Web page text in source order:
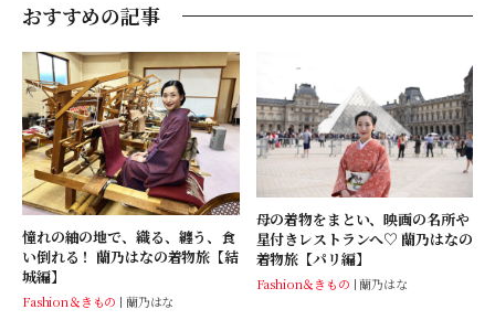
おすすめの記事
憧れの紬の地で、織る、纏う、食
い倒れる！ 蘭乃はなの着物旅【結
城編】
Fashion＆きもの 蘭乃はな
母の着物をまとい、映画の名所や
星付きレストランへ♡ 蘭乃はなの
着物旅【パリ編】
Fashion＆きもの 蘭乃はな